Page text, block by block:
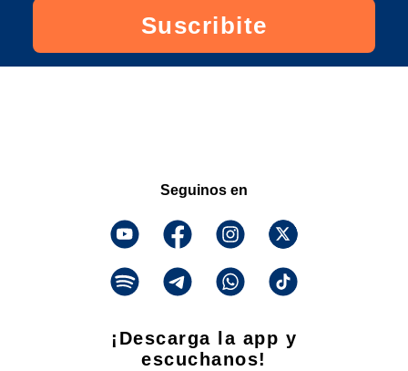
Suscribite
Seguinos en
¡Descarga la app y
escuchanos!